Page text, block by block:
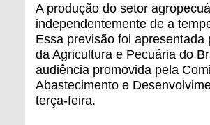
A produção do setor
independentemente de a
Essa previsão foi
da Agricultura e Pecuária do
audiência promovida pela
Abastecimento e
terça-feira.